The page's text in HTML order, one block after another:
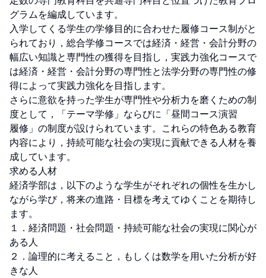
グラムを編成しています。
入学してくる学生の学修目的に合わせた履修コース制がと
られており，総合学修コースでは経済・経営・会計分野の
幅広い知識と専門性の獲得を目指し，実践力強化コースで
は経済・経営・会計分野の専門性と法学分野の専門性の修
得によって実践力強化を目指します。
さらに意欲を持った学生が専門性や分析力を磨くための制
度として，「テーマ学修」ならびに「昼間コース演習
履修」の制度が設けられています。これらの特色ある教育
内容により，持続可能な社会の実現に貢献できる人材を養
成しています。
求める人材
経済学部は，以下のような学生がそれぞれの個性を生かし
ながら学び，将来の進路・目標を考えてゆくことを期待し
ます。
１．経済問題・社会問題・持続可能な社会の実現に関心が
ある人
２．論理的に考えること，もしくは数学を用いた分析が好
きな人